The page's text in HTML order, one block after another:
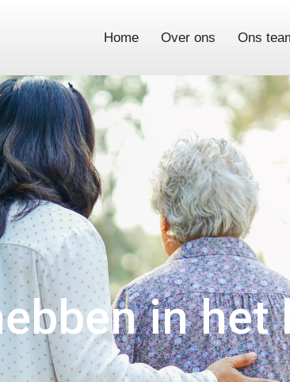
Home Over ons Ons
in het